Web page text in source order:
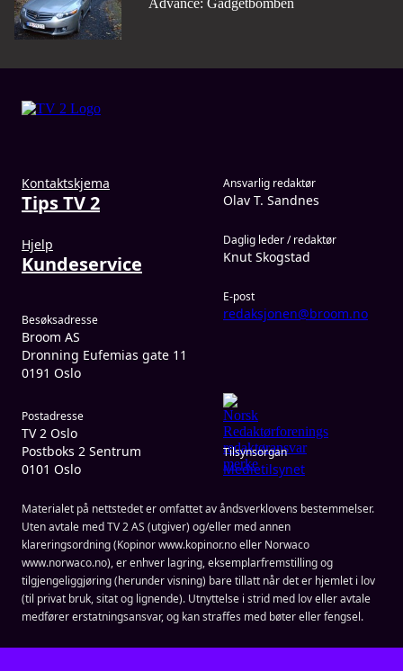
Advance: Gadgetbomben
Kontaktskjema
Tips TV 2
Hjelp
Kundeservice
Ansvarlig redaktør
Olav T. Sandnes
Daglig leder / redaktør
Knut Skogstad
E-post
redaksjonen@broom.no
Besøksadresse
Broom AS
Dronning Eufemias gate 11
0191 Oslo
Tilsynsorgan
Medietilsynet
Postadresse
TV 2 Oslo
Postboks 2 Sentrum
0101 Oslo
Materialet på nettstedet er omfattet av åndsverklovens bestemmelser.
Uten avtale med TV 2 AS (utgiver) og/eller med annen
klareringsordning (Kopinor www.kopinor.no eller Norwaco
www.norwaco.no), er enhver lagring, eksemplarfremstilling og
tilgjengeliggjøring (herunder visning) bare tillatt når det er hjemlet i lov
(til privat bruk, sitat og lignende). Utnyttelse i strid med lov eller avtale
medfører erstatningsansvar, og kan straffes med bøter eller fengsel.